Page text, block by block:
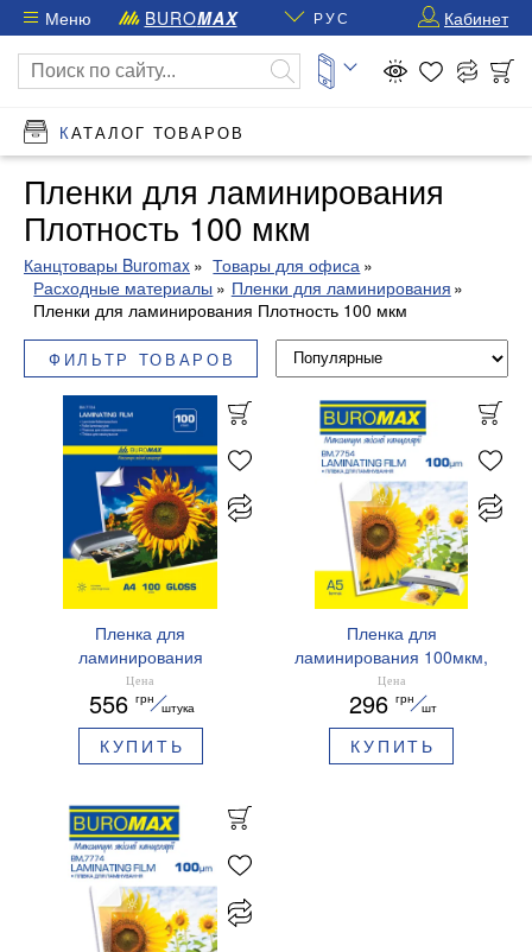
Меню BUROMAX РУС Кабинет
КАТАЛОГ ТОВАРОВ
Пленки для ламинирования
Плотность 100 мкм
Канцтовары Buromax
Товары для офиса
Расходные материалы
Пленки для ламинирования
Пленки для ламинирования Плотность 100 мкм
ФИЛЬТР ТОВАРОВ
Пленка для
ламинирования
BUROMAX 100мкм A4
216-303 мм BM.7724
Цена
556 грн
штука
КУПИТЬ
Пленка для
ламинирования 100мкм,
A5 (154х216мм), 100 штук,
BUROMAX BM.7754
Цена
296 грн
шт
КУПИТЬ